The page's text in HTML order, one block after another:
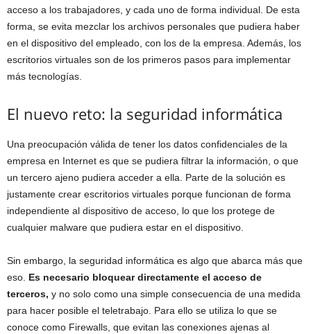
acceso a los trabajadores, y cada uno de forma individual. De esta
forma, se evita mezclar los archivos personales que pudiera haber
en el dispositivo del empleado, con los de la empresa. Además, los
escritorios virtuales son de los primeros pasos para implementar
más tecnologías.
El nuevo reto: la seguridad informática
Una preocupación válida de tener los datos confidenciales de la
empresa en Internet es que se pudiera filtrar la información, o que
un tercero ajeno pudiera acceder a ella. Parte de la solución es
justamente crear escritorios virtuales porque funcionan de forma
independiente al dispositivo de acceso, lo que los protege de
cualquier malware que pudiera estar en el dispositivo.
Sin embargo, la seguridad informática es algo que abarca más que
eso. Es necesario bloquear directamente el acceso de
terceros, y no solo como una simple consecuencia de una medida
para hacer posible el teletrabajo. Para ello se utiliza lo que se
conoce como Firewalls, que evitan las conexiones ajenas al